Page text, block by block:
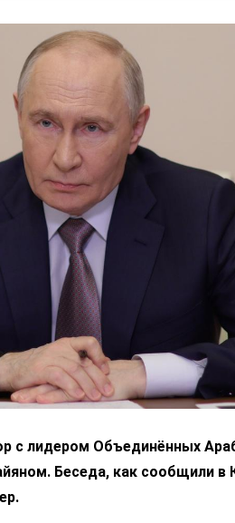
с лидером Объединённых
Беседа, как сообщили в